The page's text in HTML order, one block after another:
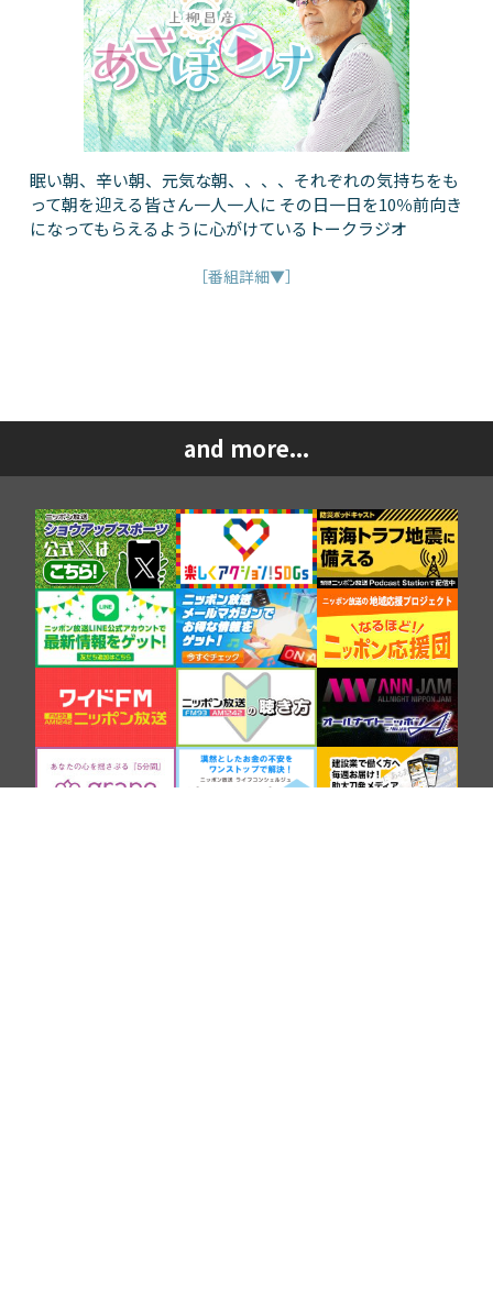
眠い朝、辛い朝、元気な朝、、、、それぞれの気持ちをも
って朝を迎える皆さん一人一人に その日一日を10％前向き
になってもらえるように心がけているトークラジオ
［番組詳細▼］
and more...